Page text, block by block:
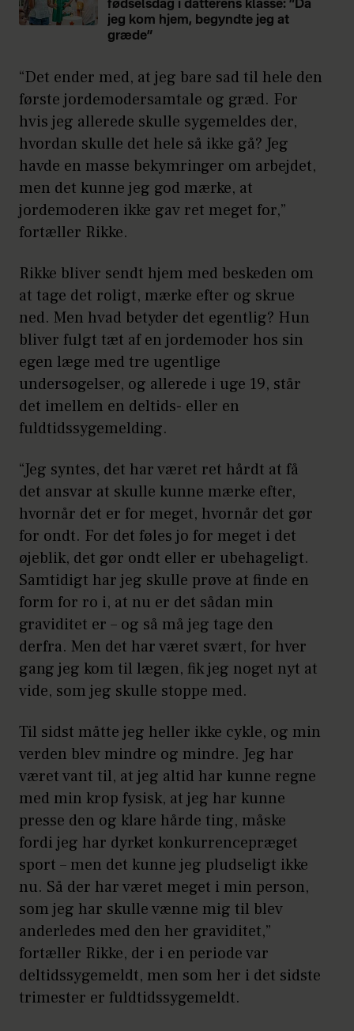
fødselsdag i datterens klasse: ”Da
jeg kom hjem, begyndte jeg at
græde”
“Det ender med, at jeg bare sad til hele den
første jordemodersamtale og græd. For
hvis jeg allerede skulle sygemeldes der,
hvordan skulle det hele så ikke gå? Jeg
havde en masse bekymringer om arbejdet,
men det kunne jeg god mærke, at
jordemoderen ikke gav ret meget for,”
fortæller Rikke.
Rikke bliver sendt hjem med beskeden om
at tage det roligt, mærke efter og skrue
ned. Men hvad betyder det egentlig? Hun
bliver fulgt tæt af en jordemoder hos sin
egen læge med tre ugentlige
undersøgelser, og allerede i uge 19, står
det imellem en deltids- eller en
fuldtidssygemelding.
“Jeg syntes, det har været ret hårdt at få
det ansvar at skulle kunne mærke efter,
hvornår det er for meget, hvornår det gør
for ondt. For det føles jo for meget i det
øjeblik, det gør ondt eller er ubehageligt.
Samtidigt har jeg skulle prøve at finde en
form for ro i, at nu er det sådan min
graviditet er – og så må jeg tage den
derfra. Men det har været svært, for hver
gang jeg kom til lægen, fik jeg noget nyt at
vide, som jeg skulle stoppe med.
Til sidst måtte jeg heller ikke cykle, og min
verden blev mindre og mindre. Jeg har
været vant til, at jeg altid har kunne regne
med min krop fysisk, at jeg har kunne
presse den og klare hårde ting, måske
fordi jeg har dyrket konkurrencepræget
sport – men det kunne jeg pludseligt ikke
nu. Så der har været meget i min person,
som jeg har skulle vænne mig til blev
anderledes med den her graviditet,”
fortæller Rikke, der i en periode var
deltidssygemeldt, men som her i det sidste
trimester er fuldtidssygemeldt.